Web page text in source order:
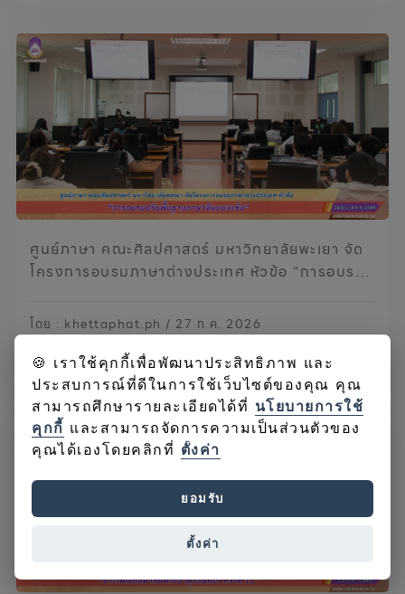
ศูนย์ภาษา คณะศิลปศาสตร์ มหาวิทยาลัยพะเยา จัด
โครงการอบรมภาษาต่างประเทศ หัวข้อ “การอบรม
โดย : khettaphat.ph / 27 ก.ค. 2026
🍪 เราใช้คุกกี้เพื่อพัฒนาประสิทธิภาพ และ
ประสบการณ์ที่ดีในการใช้เว็บไซต์ของคุณ คุณ
สามารถศึกษารายละเอียดได้ที่ นโยบายการใช้
คุกกี้ และสามารถจัดการความเป็นส่วนตัวของ
คุณได้เองโดยคลิกที่ ตั้งค่า
ยอมรับ
ตั้งค่า